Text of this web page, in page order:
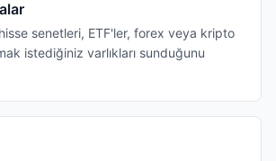
senetleri, ETF'ler, forex veya kripto
istediğiniz varlıkları sunduğunu